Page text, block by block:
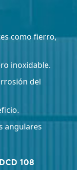
como fierro,
inoxidable.
del
angulares
108